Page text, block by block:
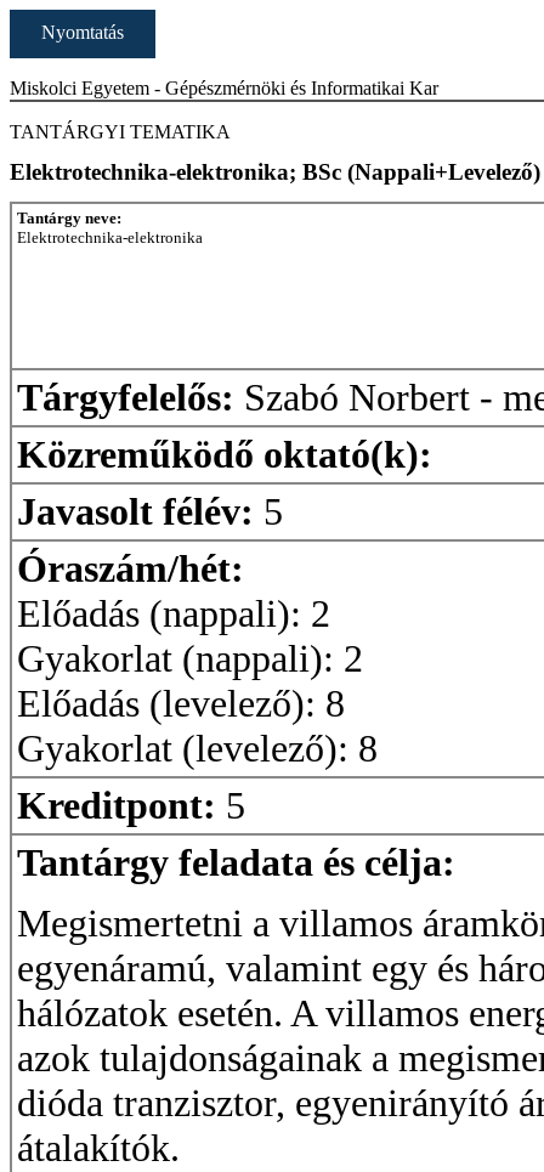
Nyomtatás
Miskolci Egyetem - Gépészmérnöki és Informatikai Kar
TANTÁRGYI TEMATIKA
Elektrotechnika-elektronika; BSc (Nappali+Levelező)
Tantárgy neve:
Elektrotechnika-elektronika
Tárgyfelelős: Szabó Norbert -
Közreműködő oktató(k):
Javasolt félév: 5
Óraszám/hét:
Előadás (nappali): 2
Gyakorlat (nappali): 2
Előadás (levelező): 8
Gyakorlat (levelező): 8
Kreditpont: 5
Tantárgy feladata és célja:
Megismertetni a villamos
egyenáramú, valamint egy és
hálózatok esetén. A villamos
azok tulajdonságainak a
dióda tranzisztor, egyenirányító
átalakítók.